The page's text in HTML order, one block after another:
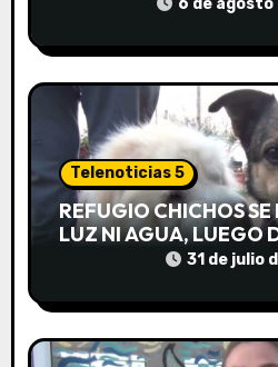
n
r
a
a
s
6 de agosto
Telenoticias 5
REFUGIO CHICHOS
LUZ NI AGUA, LUEGO
CORTARA EL31 de julio